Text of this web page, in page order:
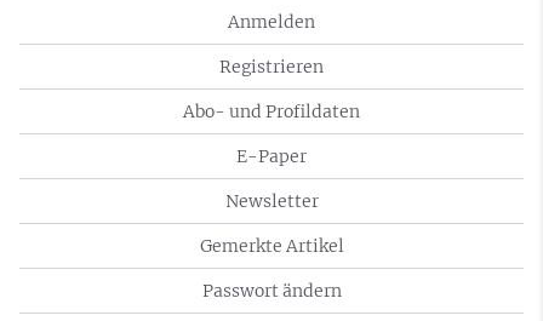
Anmelden
Registrieren
Abo- und Profildaten
E-Paper
Newsletter
Gemerkte Artikel
Passwort ändern